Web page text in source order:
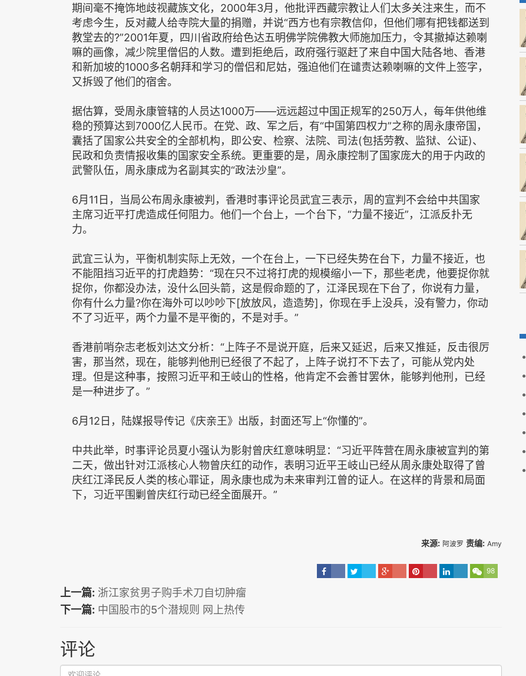
期间毫不掩饰地歧视藏族文化，2000年3月，他批评西藏宗教让人们太多关注来生，而不
考虑今生，反对藏人给寺院大量的捐赠，并说“西方也有宗教信仰，但他们哪有把钱都送到
教堂去的?”2001年夏，四川省政府给色达五明佛学院佛教大师施加压力，令其撤掉达赖喇
嘛的画像，减少院里僧侣的人数。遭到拒绝后，政府强行驱赶了来自中国大陆各地、香港
和新加坡的1000多名朝拜和学习的僧侣和尼姑，强迫他们在谴责达赖喇嘛的文件上签字，
又拆毁了他们的宿舍。
据估算，受周永康管辖的人员达1000万——远远超过中国正规军的250万人，每年供他维
稳的预算达到7000亿人民币。在党、政、军之后，有“中国第四权力”之称的周永康帝国，
囊括了国家公共安全的全部机构，即公安、检察、法院、司法(包括劳教、监狱、公证)、
民政和负责情报收集的国家安全系统。更重要的是，周永康控制了国家庞大的用于内政的
武警队伍，周永康成为名副其实的“政法沙皇”。
6月11日，当局公布周永康被判，香港时事评论员武宜三表示，周的宣判不会给中共国家
主席习近平打虎造成任何阻力。他们一个台上，一个台下，“力量不接近”，江派反扑无
力。
武宜三认为，平衡机制实际上无效，一个在台上，一下已经失势在台下，力量不接近，也
不能阻挡习近平的打虎趋势：“现在只不过将打虎的规模缩小一下，那些老虎，他要捉你就
捉你，你都没办法，没什么回头箭，这是假命题的了，江泽民现在下台了，你说有力量，
你有什么力量?你在海外可以吵吵下[放放风，造造势]，你现在手上没兵，没有警力，你动
不了习近平，两个力量不是平衡的，不是对手。”
香港前哨杂志老板刘达文分析：“上阵子不是说开庭，后来又延迟，后来又推延，反击很厉
害，那当然，现在，能够判他刑已经很了不起了，上阵子说打不下去了，可能从党内处
理。但是这种事，按照习近平和王岐山的性格，他肯定不会善甘罢休，能够判他刑，已经
是一种进步了。”
6月12日，陆媒报导传记《庆亲王》出版，封面还写上“你懂的”。
中共此举，时事评论员夏小强认为影射曾庆红意味明显：“习近平阵营在周永康被宣判的第
二天，做出针对江派核心人物曾庆红的动作，表明习近平王岐山已经从周永康处取得了曾
庆红江泽民反人类的核心罪证，周永康也成为未来审判江曾的证人。在这样的背景和局面
下，习近平围剿曾庆红行动已经全面展开。”
来源: 阿波罗 责编: Amy
98
上一篇: 浙江家贫男子购手术刀自切肿瘤
下一篇: 中国股市的5个潜规则 网上热传
评论